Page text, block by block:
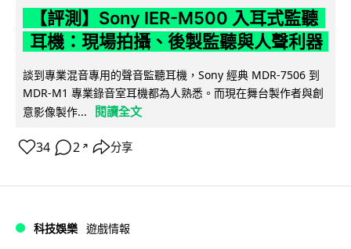
【評測】Sony IER-M500 入耳式監聽
耳機：現場拍攝、後製監聽與人聲利器
談到專業混音專用的聲音監聽耳機，Sony 經典 MDR-7506 到
MDR-M1 專業錄音室耳機都為人熟悉。而現在舞台製作者與創
意影像製作...
閱讀全文
34 2 ↗ 分享
科技娛樂 遊戲情報